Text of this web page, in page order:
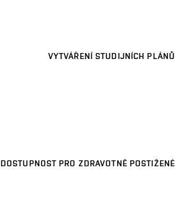
VYTVÁŘENÍ STUDIJNÍCH PLÁNŮ
DOSTUPNOST PRO ZDRAVOTNĚ POSTIŽENÉ